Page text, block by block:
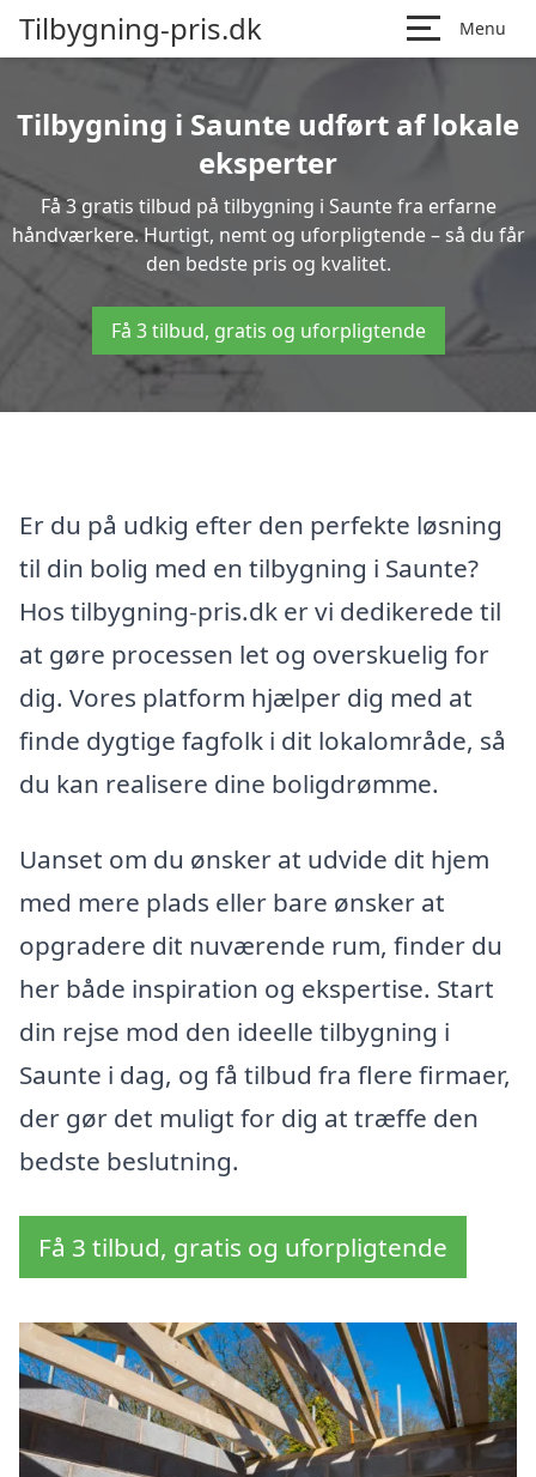
Tilbygning-pris.dk Menu
Tilbygning i Saunte udført af lokale
eksperter
Få 3 gratis tilbud på tilbygning i Saunte fra erfarne
håndværkere. Hurtigt, nemt og uforpligtende – så du får
den bedste pris og kvalitet.
Få 3 tilbud, gratis og uforpligtende
Er du på udkig efter den perfekte løsning
til din bolig med en tilbygning i Saunte?
Hos tilbygning-pris.dk er vi dedikerede til
at gøre processen let og overskuelig for
dig. Vores platform hjælper dig med at
finde dygtige fagfolk i dit lokalområde, så
du kan realisere dine boligdrømme.
Uanset om du ønsker at udvide dit hjem
med mere plads eller bare ønsker at
opgradere dit nuværende rum, finder du
her både inspiration og ekspertise. Start
din rejse mod den ideelle tilbygning i
Saunte i dag, og få tilbud fra flere firmaer,
der gør det muligt for dig at træffe den
bedste beslutning.
Få 3 tilbud, gratis og uforpligtende